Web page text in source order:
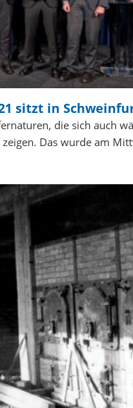
sitzt in
die sich auch
Das wurde am